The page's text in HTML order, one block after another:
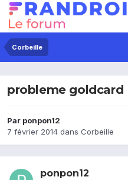
Corbeille
probleme goldcard
Par ponpon12
7 février 2014 dans Corbeille
ponpon12